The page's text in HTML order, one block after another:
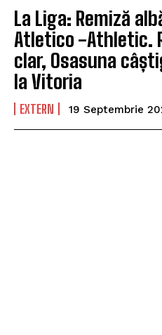
La Liga: Remiză
Atletico -Athletic.
clar, Osasuna
la Vitoria
EXTERN 19 Septembrie